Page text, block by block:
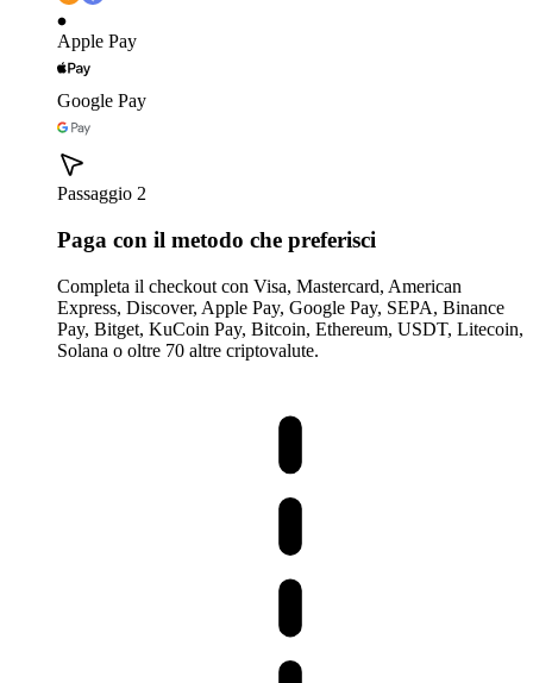
Apple Pay
Google Pay
Passaggio 2
Paga con il metodo che preferisci
Completa il checkout con Visa, Mastercard, American
Express, Discover, Apple Pay, Google Pay, SEPA, Binance
Pay, Bitget, KuCoin Pay, Bitcoin, Ethereum, USDT, Litecoin,
Solana o oltre 70 altre criptovalute.